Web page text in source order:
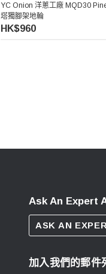
YC Onion 洋蔥工廠 MQD30
塔獨腳架地輪
HK$960
Ask An Expert
ASK AN
加入我們的郵件